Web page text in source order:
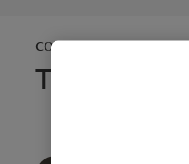
CONSELHOS PARA O SEU
Todos